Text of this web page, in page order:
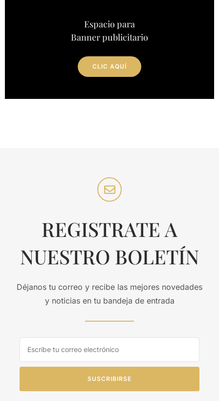
Espacio para
Banner publicitario
CLIC AQUÍ
REGISTRATE A
NUESTRO BOLETÍN
Déjanos tu correo y recibe las mejores novedades
y noticias en tu bandeja de entrada
SUSCRIBIRSE